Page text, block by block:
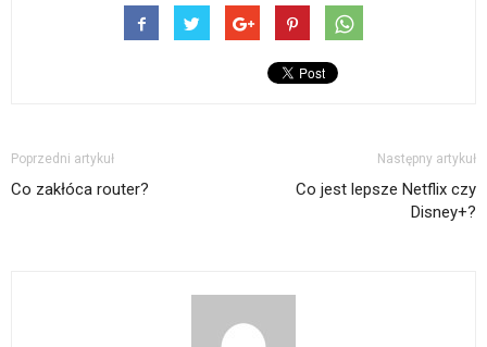
Poprzedni artykuł
Co zakłóca router?
Następny artykuł
Co jest lepsze Netflix czy
Disney+?